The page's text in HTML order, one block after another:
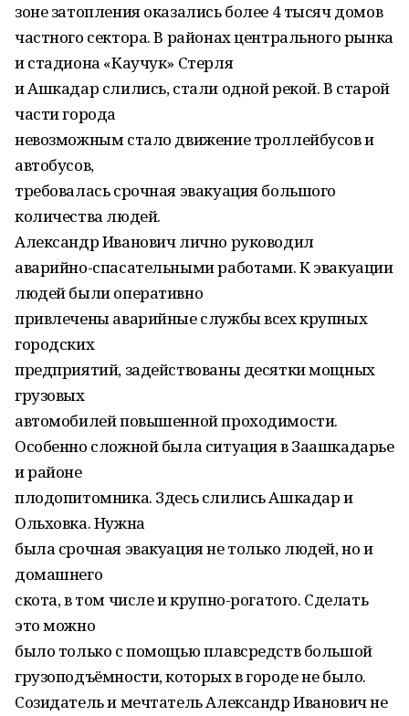
зоне затопления оказались более 4 тысяч домов
частного сектора. В районах центрального рынка
и стадиона «Каучук» Стерля
и Ашкадар слились, стали одной рекой. В старой
части города
невозможным стало движение троллейбусов и
автобусов,
требовалась срочная эвакуация большого
количества людей.
Александр Иванович лично руководил
аварийно-спасательными работами. К эвакуации
людей были оперативно
привлечены аварийные службы всех крупных
городских
предприятий, задействованы десятки мощных
грузовых
автомобилей повышенной проходимости.
Особенно сложной была ситуация в Заашкадарье
и районе
плодопитомника. Здесь слились Ашкадар и
Ольховка. Нужна
была срочная эвакуация не только людей, но и
домашнего
скота, в том числе и крупно-рогатого. Сделать
это можно
было только с помощью плавсредств большой
грузоподъёмности, которых в городе не было.
Созидатель и мечтатель Александр Иванович не